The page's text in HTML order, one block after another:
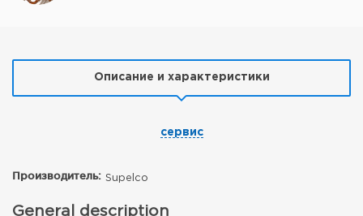
Описание и характеристики
сервис
Производитель: Supelco
General description